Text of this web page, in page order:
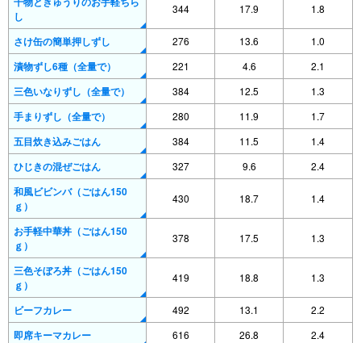
し
344 17.9 1.8
さけ缶の簡単押しずし 276 13.6 1.0
漬物ずし6種（全量で） 221 4.6 2.1
三色いなりずし（全量で） 384 12.5 1.3
手まりずし（全量で） 280 11.9 1.7
五目炊き込みごはん 384 11.5 1.4
ひじきの混ぜごはん 327 9.6 2.4
和風ビビンバ（ごはん150
ｇ）
430 18.7 1.4
お手軽中華丼（ごはん150
ｇ）
378 17.5 1.3
三色そぼろ丼（ごはん150
ｇ）
419 18.8 1.3
ビーフカレー 492 13.1 2.2
即席キーマカレー 616 26.8 2.4